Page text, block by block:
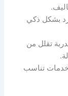
بشكل ذكي
تقلل من
تناسب